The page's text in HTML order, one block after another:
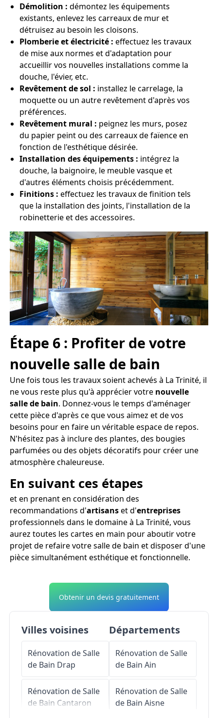
Démolition : démontez les équipements
existants, enlevez les carreaux de mur et
détruisez au besoin les cloisons.
Plomberie et électricité : effectuez les travaux
de mise aux normes et d'adaptation pour
accueillir vos nouvelles installations comme la
douche, l'évier, etc.
Revêtement de sol : installez le carrelage, la
moquette ou un autre revêtement d'après vos
préférences.
Revêtement mural : peignez les murs, posez
du papier peint ou des carreaux de faïence en
fonction de l'esthétique désirée.
Installation des équipements : intégrez la
douche, la baignoire, le meuble vasque et
d'autres éléments choisis précédemment.
Finitions : effectuez les travaux de finition tels
que la installation des joints, l'installation de la
robinetterie et des accessoires.
Étape 6 : Profiter de votre
nouvelle salle de bain
Une fois tous les travaux soient achevés à La Trinité, il
ne vous reste plus qu'à apprécier votre nouvelle
salle de bain. Donnez-vous le temps d'aménager
cette pièce d'après ce que vous aimez et de vos
besoins pour en faire un véritable espace de repos.
N'hésitez pas à inclure des plantes, des bougies
parfumées ou des objets décoratifs pour créer une
atmosphère chaleureuse.
En suivant ces étapes
et en prenant en considération des
recommandations d'artisanset d'entreprises
professionnels dans le domaine à La Trinité, vous
aurez toutes les cartes en main pour aboutir votre
projet de refaire votre salle de bain et disposer d'une
pièce simultanément esthétique et fonctionnelle.
Obtenir un devis gratuitement
Villes voisines
Rénovation de Salle
de Bain Drap
Rénovation de Salle
de Bain Cantaron
Départements
Rénovation de Salle
de Bain Ain
Rénovation de Salle
de Bain Aisne